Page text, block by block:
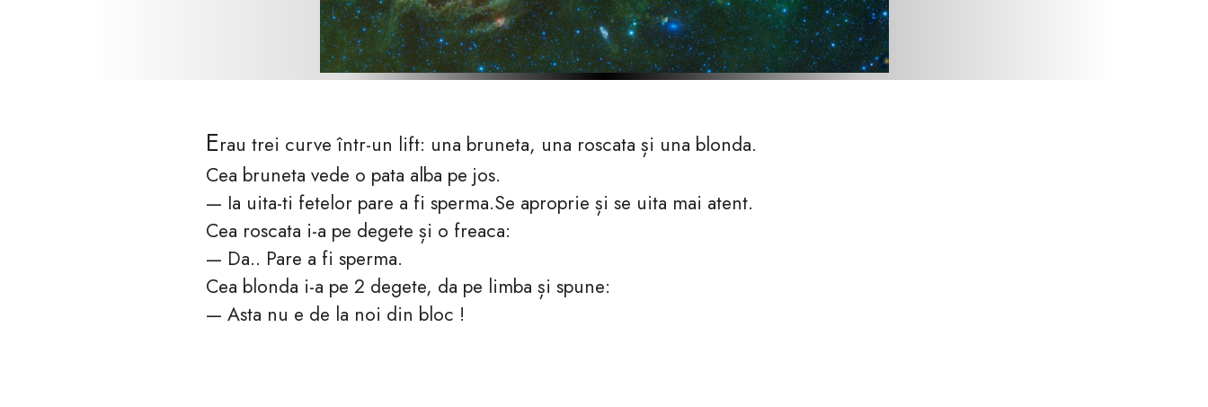
Erau trei curve într-un lift: una bruneta, una roscata și una blonda.
Cea bruneta vede o pata alba pe jos.
— Ia uita-ti fetelor pare a fi sperma.Se aproprie și se uita mai atent.
Cea roscata i-a pe degete și o freaca:
— Da.. Pare a fi sperma.
Cea blonda i-a pe 2 degete, da pe limba și spune:
— Asta nu e de la noi din bloc !